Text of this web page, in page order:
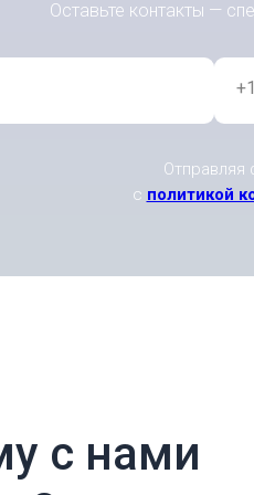
Оставьте контакты —
Отправляя
с политикой
с нами